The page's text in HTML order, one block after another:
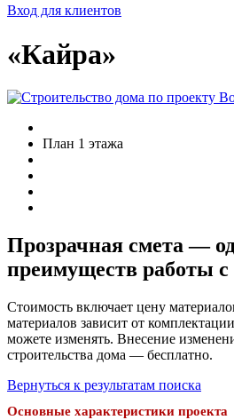
Вход для клиентов
«Кайра»
План 1 этажа
Прозрачная смета —
преимуществ работы
Стоимость включает цену
материалов зависит от
можете изменять. Внесение
строительства дома — бесплатно.
Вернуться к результатам поиска
Основные характеристики проекта